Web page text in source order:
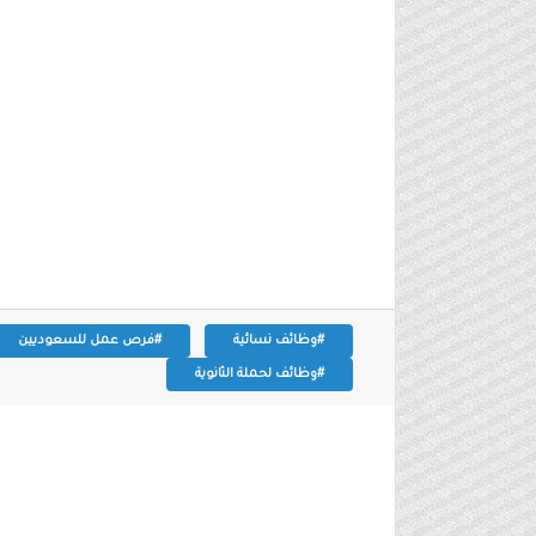
#وظائف نسائية #فرص عمل للسعوديين
#وظائف لحملة الثانوية